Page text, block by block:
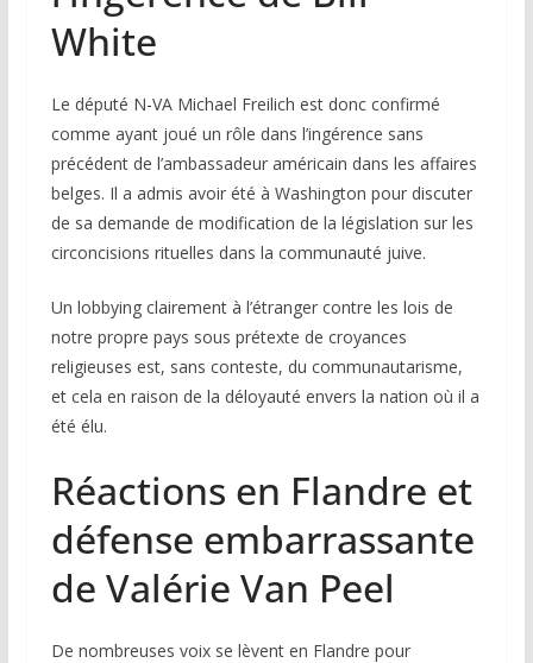
White
Le député N-VA Michael Freilich est donc confirmé
comme ayant joué un rôle dans l’ingérence sans
précédent de l’ambassadeur américain dans les affaires
belges. Il a admis avoir été à Washington pour discuter
de sa demande de modification de la législation sur les
circoncisions rituelles dans la communauté juive.
Un lobbying clairement à l’étranger contre les lois de
notre propre pays sous prétexte de croyances
religieuses est, sans conteste, du communautarisme,
et cela en raison de la déloyauté envers la nation où il a
été élu.
Réactions en Flandre et
défense embarrassante
de Valérie Van Peel
De nombreuses voix se lèvent en Flandre pour